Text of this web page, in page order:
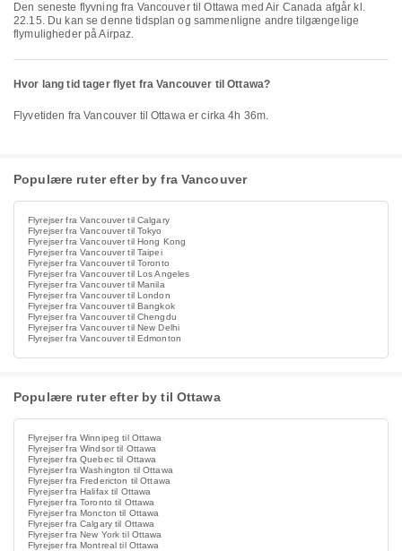
Den seneste flyvning fra Vancouver til Ottawa med Air Canada afgår kl.
22.15. Du kan se denne tidsplan og sammenligne andre tilgængelige
flymuligheder på Airpaz.
Hvor lang tid tager flyet fra Vancouver til Ottawa?
Flyvetiden fra Vancouver til Ottawa er cirka 4h 36m.
Populære ruter efter by fra Vancouver
Flyrejser fra Vancouver til Calgary
Flyrejser fra Vancouver til Tokyo
Flyrejser fra Vancouver til Hong Kong
Flyrejser fra Vancouver til Taipei
Flyrejser fra Vancouver til Toronto
Flyrejser fra Vancouver til Los Angeles
Flyrejser fra Vancouver til Manila
Flyrejser fra Vancouver til London
Flyrejser fra Vancouver til Bangkok
Flyrejser fra Vancouver til Chengdu
Flyrejser fra Vancouver til New Delhi
Flyrejser fra Vancouver til Edmonton
Populære ruter efter by til Ottawa
Flyrejser fra Winnipeg til Ottawa
Flyrejser fra Windsor til Ottawa
Flyrejser fra Quebec til Ottawa
Flyrejser fra Washington til Ottawa
Flyrejser fra Fredericton til Ottawa
Flyrejser fra Halifax til Ottawa
Flyrejser fra Toronto til Ottawa
Flyrejser fra Moncton til Ottawa
Flyrejser fra Calgary til Ottawa
Flyrejser fra New York til Ottawa
Flyrejser fra Montreal til Ottawa